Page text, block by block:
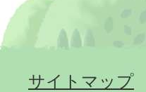
サイトマップ